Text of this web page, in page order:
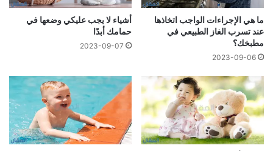
ما هي الإجراءات الواجب اتخاذها
عند تسرب الغاز الطبيعي في
مطبخك؟
2023-09-06
أشياء لا يجب عليكي وضعها في
حمامك أبدًا
2023-09-07